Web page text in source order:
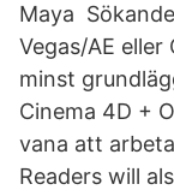
Maya
Vegas/AE eller
minst
Cinema 4D +
vana att
Readers will